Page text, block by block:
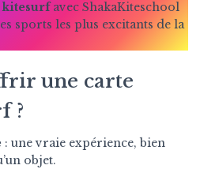
kitesurfavec ShakaKiteschool
sports les plus excitants de la
une carte
?
: une vraie expérience, bien
objet.